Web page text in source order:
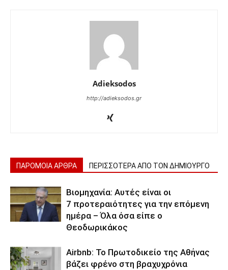
Adieksodos
http://adieksodos.gr
ΠΑΡΟΜΟΙΑ ΑΡΘΡΑ ΠΕΡΙΣΣΟΤΕΡΑ ΑΠΟ ΤΟΝ ΔΗΜΙΟΥΡΓΟ
Βιομηχανία: Αυτές είναι οι
7 προτεραιότητες για την επόμενη
ημέρα – Όλα όσα είπε ο
Θεοδωρικάκος
Airbnb: Το Πρωτοδικείο της Αθήνας
βάζει φρένο στη βραχυχρόνια